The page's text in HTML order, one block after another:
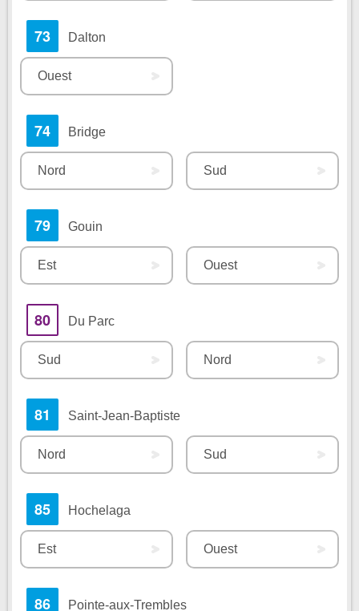
73 Dalton
Ouest
74 Bridge
Nord Sud
79 Gouin
Est Ouest
80 Du Parc
Sud Nord
81 Saint-Jean-Baptiste
Nord Sud
85 Hochelaga
Est Ouest
86 Pointe-aux-Trembles